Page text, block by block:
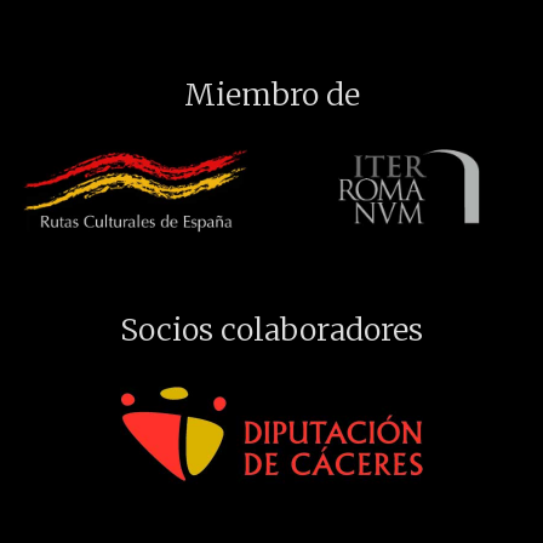
Miembro de
Socios colaboradores